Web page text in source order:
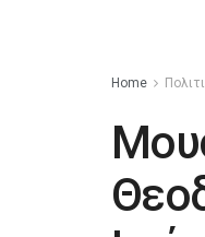
Home